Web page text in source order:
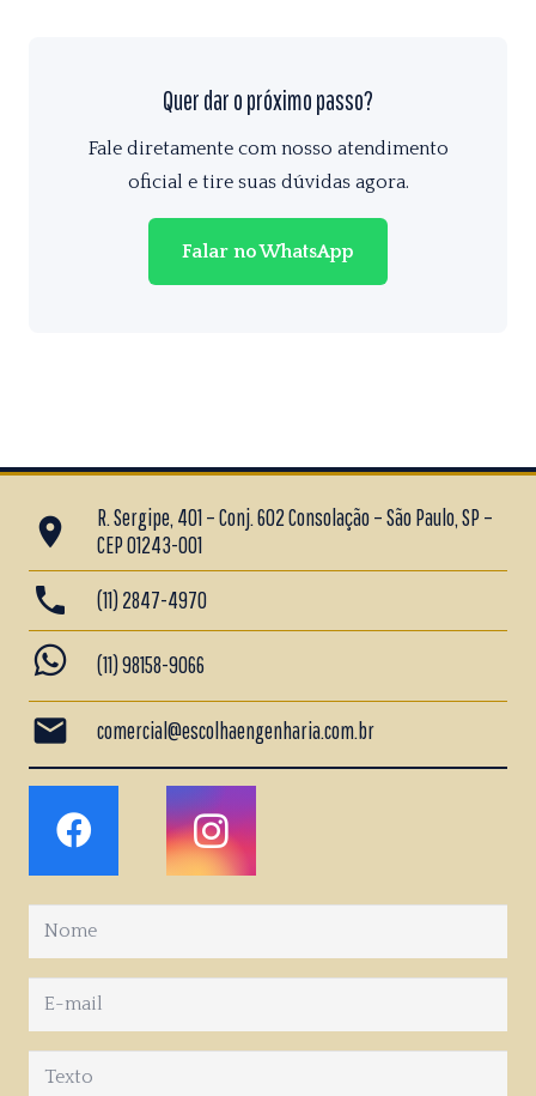
Quer dar o próximo passo?
Fale diretamente com nosso atendimento
oficial e tire suas dúvidas agora.
Falar no WhatsApp
place
R. Sergipe, 401 – Conj. 602 Consolação – São Paulo, SP –
CEP 01243-001
phone (11) 2847-4970
whatsapp (11) 98158-9066
mail comercial@escolhaengenharia.com.br